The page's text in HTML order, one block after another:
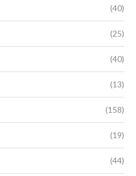
(40)
(25)
(40)
(13)
(158)
(19)
(44)